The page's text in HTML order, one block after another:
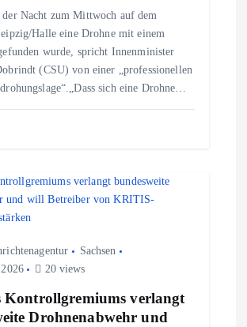
der Nacht zum Mittwoch auf dem
Halle eine Drohne mit einem
wurde, spricht Innenminister
(CSU) von einer „professionellen
sich eine Drohne…
Sachsen
20 views
Kontrollgremiums verlangt
Drohnenabwehr und